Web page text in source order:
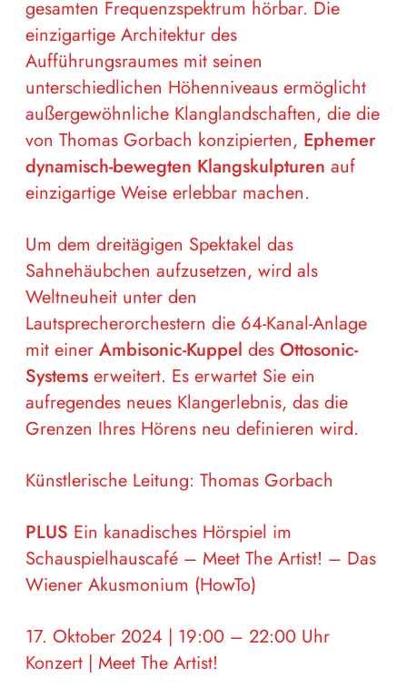
gesamten Frequenzspektrum hörbar. Die
einzigartige Architektur des
Aufführungsraumes mit seinen
unterschiedlichen Höhenniveaus ermöglicht
außergewöhnliche Klanglandschaften, die die
von Thomas Gorbach konzipierten, Ephemer
dynamisch-bewegten Klangskulpturen auf
einzigartige Weise erlebbar machen.
Um dem dreitägigen Spektakel das
Sahnehäubchen aufzusetzen, wird als
Weltneuheit unter den
Lautsprecherorchestern die 64-Kanal-Anlage
mit einer Ambisonic-Kuppel des Ottosonic-
Systems erweitert. Es erwartet Sie ein
aufregendes neues Klangerlebnis, das die
Grenzen Ihres Hörens neu definieren wird.
Künstlerische Leitung: Thomas Gorbach
PLUS Ein kanadisches Hörspiel im
Schauspielhauscafé – Meet The Artist! – Das
Wiener Akusmonium (HowTo)
17. Oktober 2024 | 19:00 – 22:00 Uhr
Konzert | Meet The Artist!